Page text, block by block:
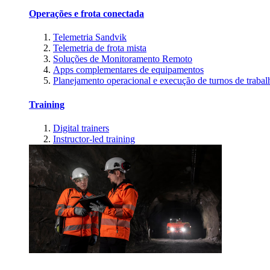
Operações e frota conectada
Telemetria Sandvik
Telemetria de frota mista
Soluções de Monitoramento Remoto
Apps complementares de equipamentos
Planejamento operacional e execução de turnos de
Training
Digital trainers
Instructor-led training